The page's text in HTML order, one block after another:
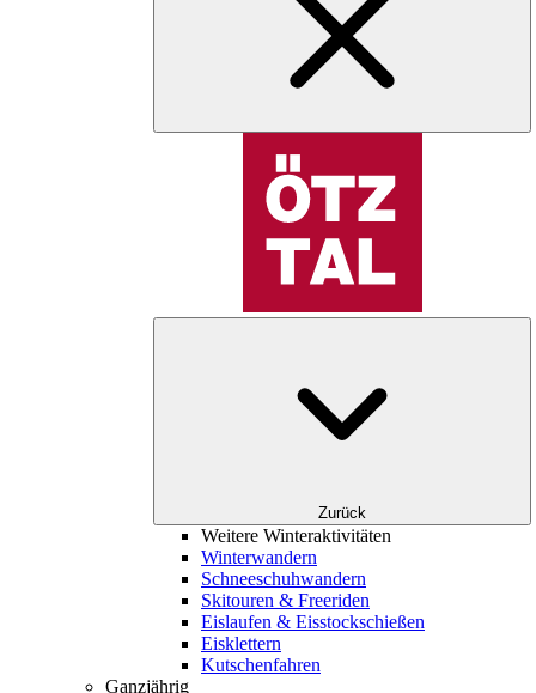
Zurück
Weitere Winteraktivitäten
Winterwandern
Schneeschuhwandern
Skitouren & Freeriden
Eislaufen & Eisstockschießen
Eisklettern
Kutschenfahren
Ganzjährig